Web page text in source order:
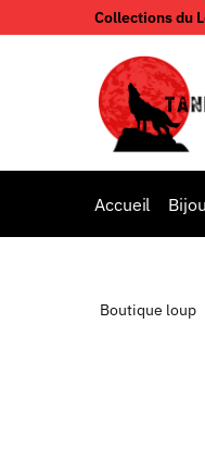
Collections du
Accueil
Boutique loup